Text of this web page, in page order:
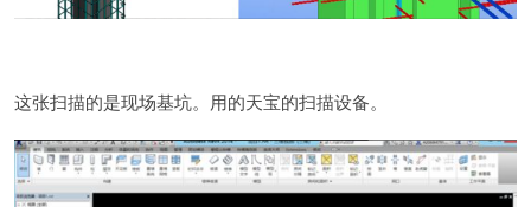
这张扫描的是现场基坑。用的天宝的扫描设备。